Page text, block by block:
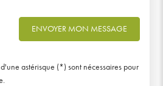
ENVOYER MON MESSAGE
astérisque (*) sont nécessaires pour